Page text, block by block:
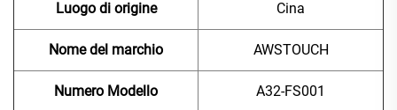
Luogo di origine
Cina
Nome del marchio AWSTOUCH
Numero Modello A32-FS001